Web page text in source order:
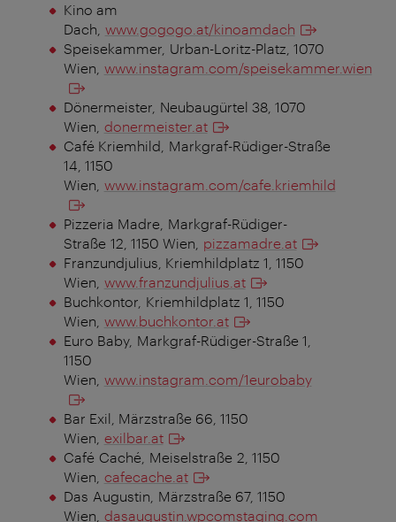
Kino am
Dach, www.gogogo.at/kinoamdach
Speisekammer, Urban-Loritz-Platz, 1070
Wien, www.instagram.com/speisekammer.wien
Dönermeister, Neubaugürtel 38, 1070
Wien, donermeister.at
Café Kriemhild, Markgraf-Rüdiger-Straße
14, 1150
Wien, www.instagram.com/cafe.kriemhild
Pizzeria Madre, Markgraf-Rüdiger-
Straße 12, 1150 Wien, pizzamadre.at
Franzundjulius, Kriemhildplatz 1, 1150
Wien, www.franzundjulius.at
Buchkontor, Kriemhildplatz 1, 1150
Wien, www.buchkontor.at
Euro Baby, Markgraf-Rüdiger-Straße 1,
1150
Wien, www.instagram.com/1eurobaby
Bar Exil, Märzstraße 66, 1150
Wien, exilbar.at
Café Caché, Meiselstraße 2, 1150
Wien, cafecache.at
Das Augustin, Märzstraße 67, 1150
Wien, dasaugustin.wpcomstaging.com